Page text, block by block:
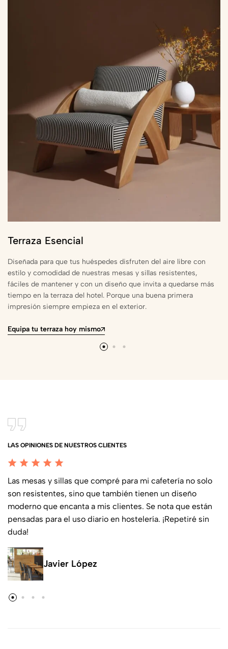
Terraza Esencial
Diseñada para que tus huéspedes disfruten del aire libre con
estilo y comodidad de nuestras mesas y sillas resistentes,
fáciles de mantener y con un diseño que invita a quedarse más
tiempo en la terraza del hotel. Porque una buena primera
impresión siempre empieza en el exterior.
Equipa tu terraza hoy mismo
LAS OPINIONES DE NUESTROS CLIENTES
Las mesas y sillas que compré para mi cafetería no solo
son resistentes, sino que también tienen un diseño
moderno que encanta a mis clientes. Se nota que están
pensadas para el uso diario en hostelería. ¡Repetiré sin
duda!
Javier López